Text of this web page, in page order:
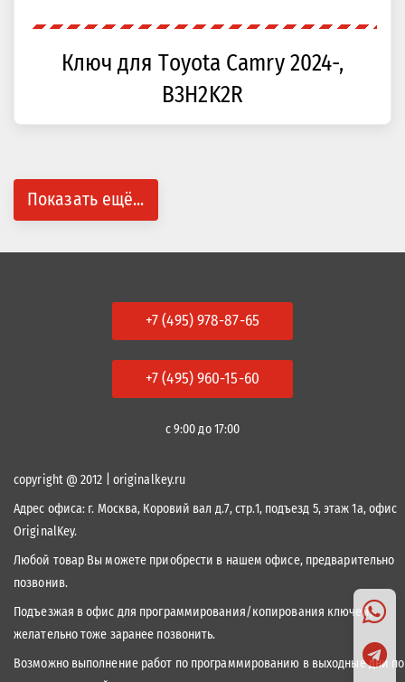
Ключ для Toyota Camry 2024-,
B3H2K2R
Показать ещё...
+7 (495) 978-87-65
+7 (495) 960-15-60
с 9:00 до 17:00
copyright @ 2012 | originalkey.ru
Адрес офиса: г. Москва, Коровий вал д.7, стр.1, подъезд 5, этаж 1а, офис
OriginalKey.
Любой товар Вы можете приобрести в нашем офисе, предварительно
позвонив.
Подъезжая в офис для программирования/копирования ключей,
желательно тоже заранее позвонить.
Возможно выполнение работ по программированию в выходные дни по